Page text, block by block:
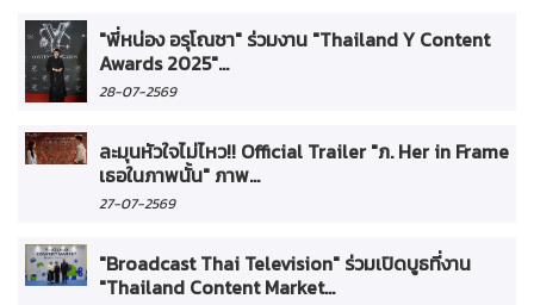
"พี่หน่อง อรุโณชา" ร่วมงาน "Thailand Y Content
Awards 2025"...
28-07-2569
ละมุนหัวใจไม่ไหว!! Official Trailer "ภ. Her in Frame
เธอในภาพนั้น" ภาพ...
27-07-2569
"Broadcast Thai Television" ร่วมเปิดบูธที่งาน
"Thailand Content Market...